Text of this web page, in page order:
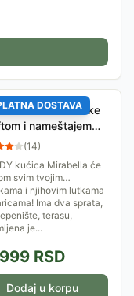
DOSTAVA
Kućica za lutke
i nameštajem
(14)
kućica Mirabella će
svim tvojim
i njihovim lutkama
Ima dva sprata,
terasu,
je...
RSD
Dodaj u korpu